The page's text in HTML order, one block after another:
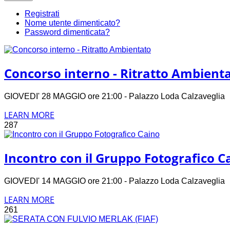
Registrati
Nome utente dimenticato?
Password dimenticata?
Concorso interno - Ritratto
GIOVEDI' 28 MAGGIO ore 21:00 - Palazzo Loda Calzaveglia
LEARN MORE
287
Incontro con il Gruppo Fotografico
GIOVEDI' 14 MAGGIO ore 21:00 - Palazzo Loda Calzaveglia
LEARN MORE
261